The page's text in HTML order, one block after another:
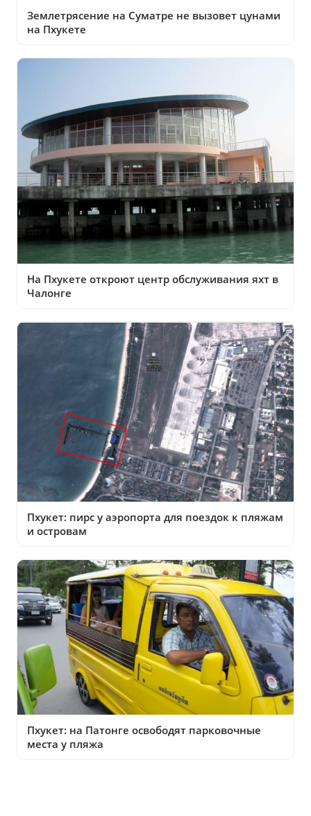
Землетрясение на Суматре не вызовет цунами
на Пхукете
На Пхукете откроют центр обслуживания яхт в
Чалонге
Пхукет: пирс у аэропорта для поездок к пляжам
и островам
Пхукет: на Патонге освободят парковочные
места у пляжа